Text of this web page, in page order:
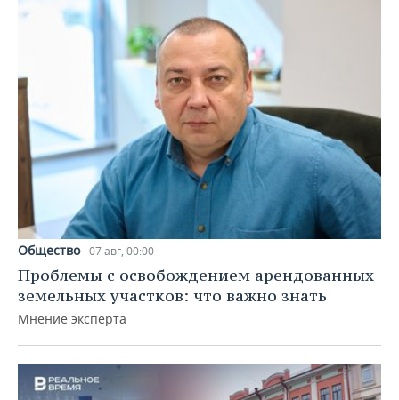
Общество 07 авг, 00:00
Проблемы с освобождением арендованных
земельных участков: что важно знать
Мнение эксперта